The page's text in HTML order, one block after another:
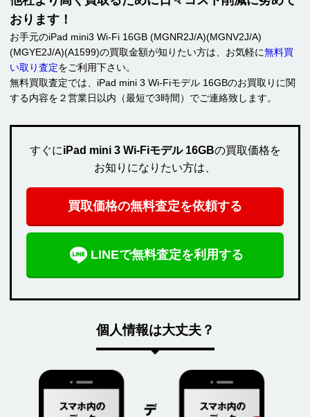
おります！
お手元のiPad mini3 Wi-Fi 16GB (MGNR2J/A)(MGNV2J/A)
(MGYE2J/A)(A1599)の買取金額が知りたい方は、お気軽に無料買
い取り査定をご利用下さい。
無料買取査定では、iPad mini 3 Wi-Fiモデル 16GBのお買取りに関
する内容を２営業日以内（最短で3時間）でご連絡致します。
すぐにiPad mini 3 Wi-Fiモデル 16GBの買取価格を
お知りになりたい方は、
買取価格の無料査定を依頼する
LINEで無料査定を利用する
個人情報は大丈夫？